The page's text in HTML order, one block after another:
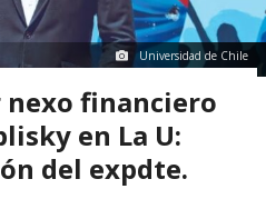
Universidad de Chile
nexo financiero
en La U:
del expdte.